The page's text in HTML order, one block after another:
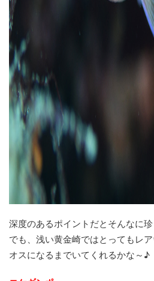
深度のあるポイントだとそんなに珍
でも、浅い黄金崎ではとってもレア
オスになるまでいてくれるかな～♪